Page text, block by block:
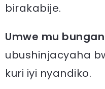
birakabije.
Umwe mu
ubushinjacyaha
kuri iyi nyandiko.